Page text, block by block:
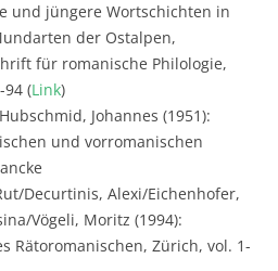
und jüngere Wort­schichten in
der Ostalpen,
für romanische Philologie,
94 (Link)
Johannes (1951):
und vorromanischen
Decurtinis, Alexi/Eichenhofer,
Vögeli, Moritz (1994):
Rätoromanischen, Zürich, vol. 1-